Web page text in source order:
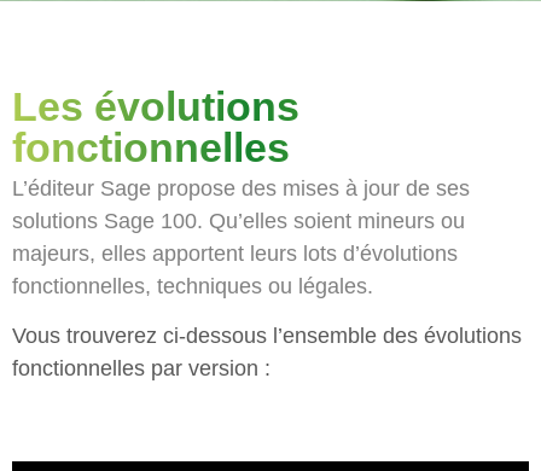
Les évolutions
fonctionnelles​
L’éditeur Sage propose des mises à jour de ses
solutions Sage 100. Qu’elles soient mineurs ou
majeurs, elles apportent leurs lots d’évolutions
fonctionnelles, techniques ou légales.
Vous trouverez ci-dessous l’ensemble des évolutions
fonctionnelles par version :